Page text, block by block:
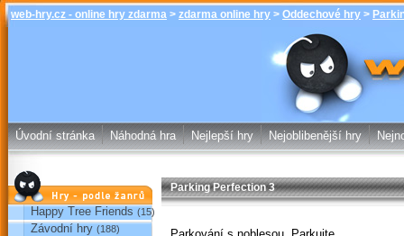
web-hry.cz - online hry zdarma > zdarma online hry > Oddechové hry >
Parking
zdarma
Úvodní stránka Náhodná hra Nejlepší hry Nejoblibenější hry
Hry podle žánrů
Happy Tree Friends (15)
Závodní hry (188)
Parking Perfection 3
Parkování s noblesou. Parkujte